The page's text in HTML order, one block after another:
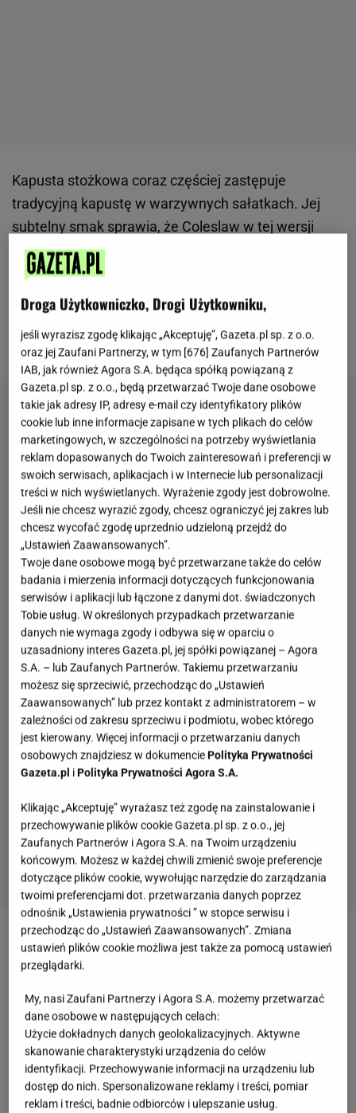
Kapusta stożkowa coraz częściej zastępuje
tradycyjną kapustę w warzywnych sałatkach. Jej
subtelny smak sprawia, że Coleslaw w tej wersji
staje się lżejszy i delikatniejszy.
marchewki, jabłka i czerwonej cebuli tworzy
zrównoważoną kompozycję o naturalnym
aromacie. To wygodny dodatek do dań obiadowych,
potraw z grilla oraz kanapek.
Zobacz wideoNikt nie zna tego przepisu, a jest
lepszy niż ogórki - kapusta małosolna!
Kapusta stożkowa nadaje sałatce świeżości i
lekkości. Jej struktura idealnie pasuje do
kremowego sosu
Kapusta stożkowawyróżnia się chrupkością
Droga Użytkowniczko, Drogi Użytkowniku,
jeśli wyrazisz zgodę klikając „Akceptuję”, Gazeta.pl sp. z o.o.
oraz jej Zaufani Partnerzy, w tym [676] Zaufanych Partnerów
IAB, jak również Agora S.A. będąca spółką powiązaną z
Gazeta.pl sp. z o.o., będą przetwarzać Twoje dane osobowe
takie jak adresy IP, adresy e-mail czy identyfikatory plików
cookie lub inne informacje zapisane w tych plikach do celów
marketingowych, w szczególności na potrzeby wyświetlania
reklam dopasowanych do Twoich zainteresowań i preferencji w
swoich serwisach, aplikacjach i w Internecie lub personalizacji
treści w nich wyświetlanych. Wyrażenie zgody jest dobrowolne.
Jeśli nie chcesz wyrazić zgody, chcesz ograniczyć jej zakres lub
chcesz wycofać zgodę uprzednio udzieloną przejdź do
„Ustawień Zaawansowanych”.
Twoje dane osobowe mogą być przetwarzane także do celów
badania i mierzenia informacji dotyczących funkcjonowania
serwisów i aplikacji lub łączone z danymi dot. świadczonych
Tobie usług. W określonych przypadkach przetwarzanie
danych nie wymaga zgody i odbywa się w oparciu o
uzasadniony interes Gazeta.pl, jej spółki powiązanej – Agora
S.A. – lub Zaufanych Partnerów. Takiemu przetwarzaniu
możesz się sprzeciwić, przechodząc do „Ustawień
Zaawansowanych” lub przez kontakt z administratorem – w
zależności od zakresu sprzeciwu i podmiotu, wobec którego
jest kierowany. Więcej informacji o przetwarzaniu danych
osobowych znajdziesz w dokumencie Polityka Prywatności
Gazeta.pl i Polityka Prywatności Agora S.A.
Klikając „Akceptuję” wyrażasz też zgodę na zainstalowanie i
przechowywanie plików cookie Gazeta.pl sp. z o.o., jej
Zaufanych Partnerów i Agora S.A. na Twoim urządzeniu
końcowym. Możesz w każdej chwili zmienić swoje preferencje
dotyczące plików cookie, wywołując narzędzie do zarządzania
twoimi preferencjami dot. przetwarzania danych poprzez
odnośnik „Ustawienia prywatności ” w stopce serwisu i
przechodząc do „Ustawień Zaawansowanych”. Zmiana
ustawień plików cookie możliwa jest także za pomocą ustawień
przeglądarki.
My, nasi Zaufani Partnerzy i Agora S.A. możemy przetwarzać
dane osobowe w następujących celach:
Użycie dokładnych danych geolokalizacyjnych. Aktywne
skanowanie charakterystyki urządzenia do celów
identyfikacji. Przechowywanie informacji na urządzeniu lub
dostęp do nich. Spersonalizowane reklamy i treści, pomiar
reklam i treści, badnie odbiorców i ulepszanie usług.